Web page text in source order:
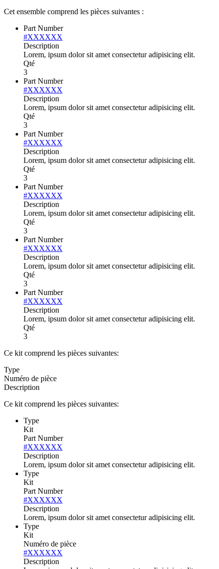
Cet ensemble comprend les pièces suivantes :
Part Number
#XXXXXX
Description
Lorem, ipsum dolor sit amet consectetur adipisicing elit.
Qté
3
Part Number
#XXXXXX
Description
Lorem, ipsum dolor sit amet consectetur adipisicing elit.
Qté
3
Part Number
#XXXXXX
Description
Lorem, ipsum dolor sit amet consectetur adipisicing elit.
Qté
3
Part Number
#XXXXXX
Description
Lorem, ipsum dolor sit amet consectetur adipisicing elit.
Qté
3
Part Number
#XXXXXX
Description
Lorem, ipsum dolor sit amet consectetur adipisicing elit.
Qté
3
Part Number
#XXXXXX
Description
Lorem, ipsum dolor sit amet consectetur adipisicing elit.
Qté
3
Ce kit comprend les pièces suivantes:
Type
Numéro de pièce
Description
Ce kit comprend les pièces suivantes:
Type
Kit
Part Number
#XXXXXX
Description
Lorem, ipsum dolor sit amet consectetur adipisicing elit.
Type
Kit
Part Number
#XXXXXX
Description
Lorem, ipsum dolor sit amet consectetur adipisicing elit.
Type
Kit
Numéro de pièce
#XXXXXX
Description